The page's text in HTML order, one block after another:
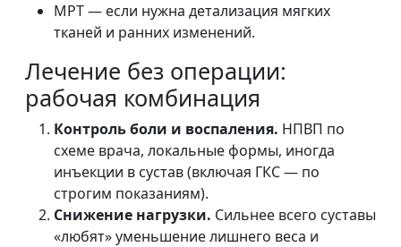
МРТ — если нужна детализация мягких
тканей и ранних изменений.
Лечение без операции:
рабочая комбинация
Контроль боли и воспаления. НПВП по
схеме врача, локальные формы, иногда
инъекции в сустав (включая ГКС — по
строгим показаниям).
Снижение нагрузки. Сильнее всего суставы
«любят» уменьшение лишнего веса и